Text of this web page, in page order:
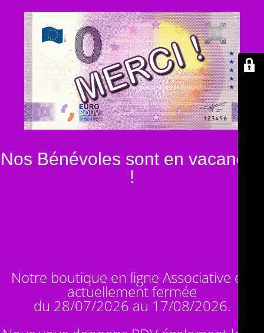
Nos Bénévoles sont en vacances
!
Notre boutique en ligne Associative est
actuellement fermée
du 28/07/2026 au 17/08/2026.